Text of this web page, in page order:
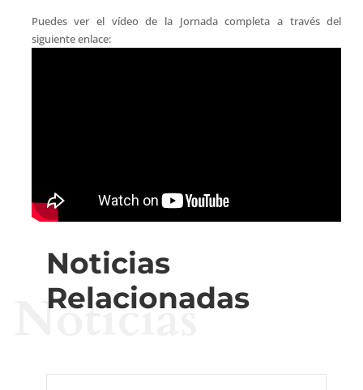
Puedes ver el vídeo de la Jornada completa a través del
siguiente enlace:
Noticias
Relacionadas
Noticias